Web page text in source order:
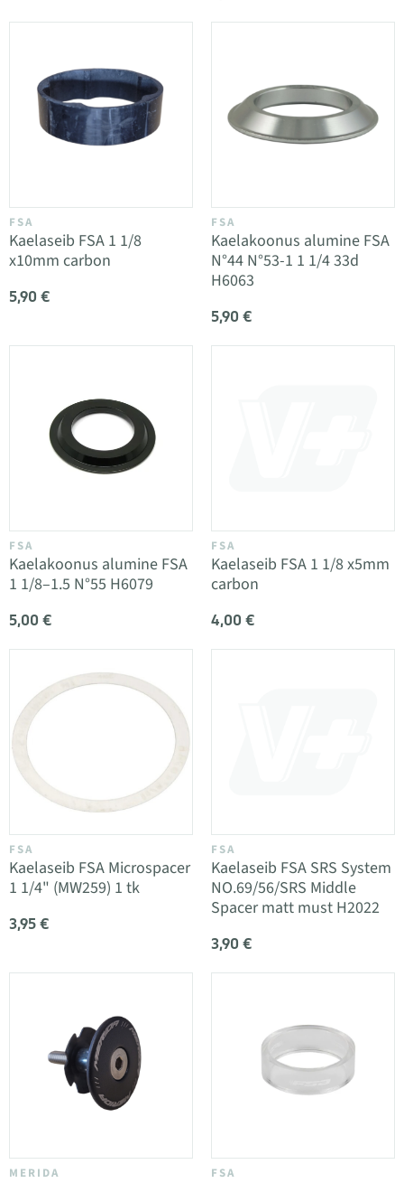
FSA
Kaelaseib FSA 1 1/8
x10mm carbon
5,90 €
FSA
Kaelakoonus alumine FSA
N°44 N°53-1 1 1/4 33d
H6063
5,90 €
FSA
Kaelakoonus alumine FSA
1 1/8–1.5 N°55 H6079
5,00 €
FSA
Kaelaseib FSA 1 1/8 x5mm
carbon
4,00 €
FSA
Kaelaseib FSA Microspacer
1 1/4" (MW259) 1 tk
3,95 €
FSA
Kaelaseib FSA SRS System
NO.69/56/SRS Middle
Spacer matt must H2022
3,90 €
MERIDA FSA